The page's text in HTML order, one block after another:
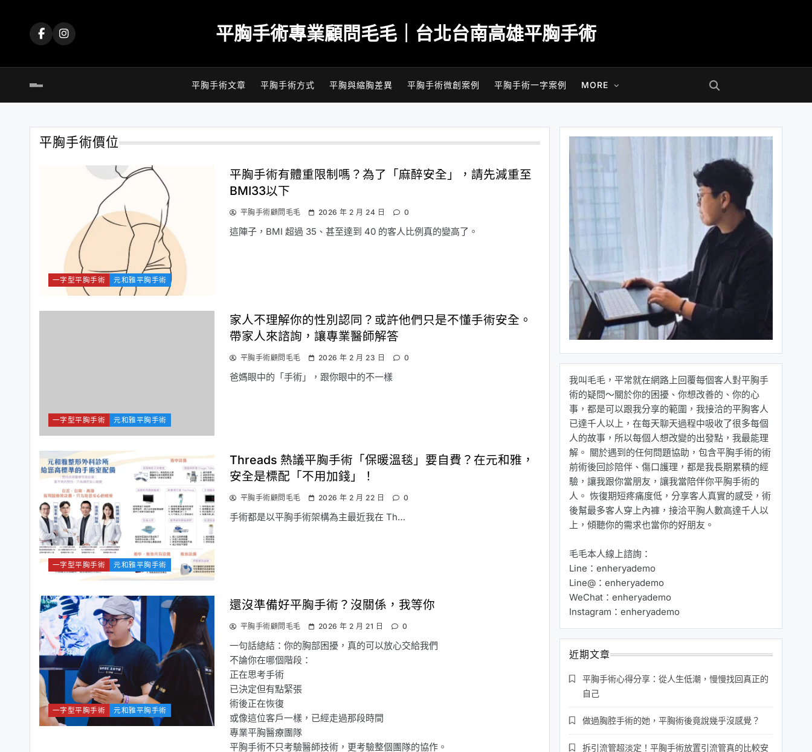
平胸手術專業顧問毛毛｜台北台南高雄平胸手術
平胸手術文章 平胸手術方式 平胸與縮胸差異 平胸手術微創案例 平胸手術一字案例 MORE
平胸手術價位
一字型平胸手術 元和雅平胸手術
平胸手術有體重限制嗎？為了「麻醉安全」，請先減重至
BMI33以下
平胸手術顧問毛毛 2026 年 2 月 24 日 0
這陣子，BMI 超過 35、甚至達到 40 的客人比例真的變高了。
一字型平胸手術 元和雅平胸手術
家人不理解你的性別認同？或許他們只是不懂手術安全。
帶家人來諮詢，讓專業醫師解答
平胸手術顧問毛毛 2026 年 2 月 23 日 0
爸媽眼中的「手術」，跟你眼中的不一樣
一字型平胸手術 元和雅平胸手術
Threads 熱議平胸手術「保暖溫毯」要自費？在元和雅，
安全是標配「不用加錢」！
平胸手術顧問毛毛 2026 年 2 月 22 日 0
手術都是以平胸手術架構為主最近我在 Th…
一字型平胸手術 元和雅平胸手術
還沒準備好平胸手術？沒關係，我等你
平胸手術顧問毛毛 2026 年 2 月 21 日 0
一句話總結：你的胸部困擾，真的可以放心交給我們
不論你在哪個階段：
正在思考手術
已決定但有點緊張
術後正在恢復
或像這位客戶一樣，已經走過那段時間
專業平胸醫療團隊
平胸手術不只考驗醫師技術，更考驗整個團隊的協作。
我叫毛毛，平常就在網路上回覆每個客人對平胸手
術的疑問～關於你的困擾、你想改善的、你的心
事，都是可以跟我分享的範圍，我接洽的平胸客人
已達千人以上，在每天聊天過程中吸收了很多每個
人的故事，所以每個人想改變的出發點，我最能理
解。 關於遇到的任何問題協助，包含平胸手術的術
前術後回診陪伴、傷口護理，都是我長期累積的經
驗，讓我跟你當朋友，讓我當陪伴你平胸手術的
人。 恢復期短疼痛度低，分享客人真實的感受，術
後幫最多客人穿上內褲，接洽平胸人數高達千人以
上，傾聽你的需求也當你的好朋友。
毛毛本人線上諮詢：
Line：enheryademo
Line@：enheryademo
WeChat：enheryademo
Instagram：enheryademo
近期文章
平胸手術心得分享：從人生低潮，慢慢找回真正的
自己
做過胸腔手術的她，平胸術後竟說幾乎沒感覺？
拆引流管超淡定！平胸手術放置引流管真的比較安